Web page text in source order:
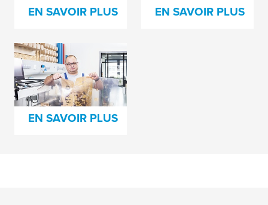
EN SAVOIR PLUS EN SAVOIR PLUS
UN CLICHÉ
ENDOMMAGÉ PEUT
VOUS COÛTER CHER
EN SAVOIR PLUS